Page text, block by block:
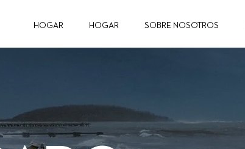
HOGAR HOGAR SOBRE NOSOTROS